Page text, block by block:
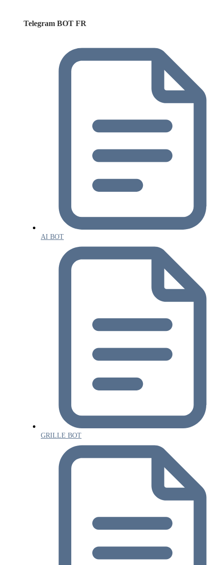
Telegram BOT FR
AI BOT
GRILLE BOT